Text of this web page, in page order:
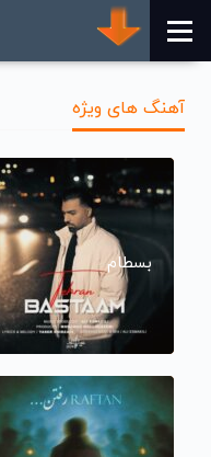
آهنگ های ویژه
بسطام